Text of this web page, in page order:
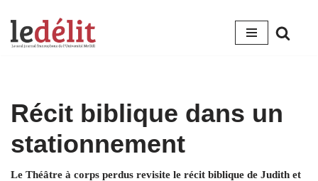
Aller
Récit biblique dans un
stationnement
Le Théâtre à corps perdus revisite le récit biblique de Judith et